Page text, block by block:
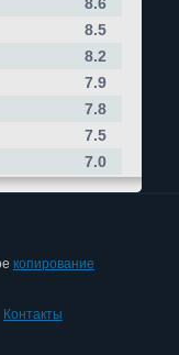
8.5
8.2
7.9
7.8
7.5
7.0
копирование
Контакты